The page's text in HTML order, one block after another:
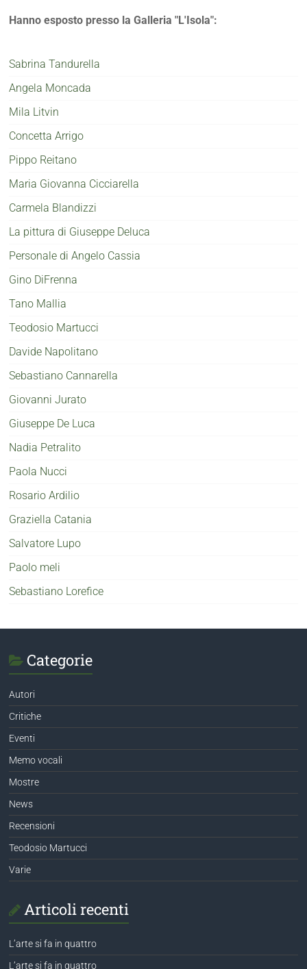
Hanno esposto presso la Galleria "L'Isola":
Sabrina Tandurella
Angela Moncada
Mila Litvin
Concetta Arrigo
Pippo Reitano
Maria Giovanna Cicciarella
Carmela Blandizzi
La pittura di Giuseppe Deluca
Personale di Angelo Cassia
Gino DiFrenna
Tano Mallia
Teodosio Martucci
Davide Napolitano
Sebastiano Cannarella
Giovanni Jurato
Giuseppe De Luca
Nadia Petralito
Paola Nucci
Rosario Ardilio
Graziella Catania
Salvatore Lupo
Paolo meli
Sebastiano Lorefice
Categorie
Autori
Critiche
Eventi
Memo vocali
Mostre
News
Recensioni
Teodosio Martucci
Varie
Articoli recenti
L’arte si fa in quattro
L’arte si fa in quattro